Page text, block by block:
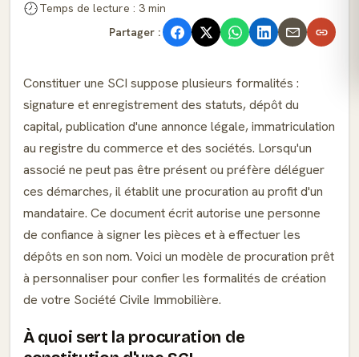
Temps de lecture : 3 min
Partager :
Constituer une SCI suppose plusieurs formalités :
signature et enregistrement des statuts, dépôt du
capital, publication d'une annonce légale, immatriculation
au registre du commerce et des sociétés. Lorsqu'un
associé ne peut pas être présent ou préfère déléguer
ces démarches, il établit une procuration au profit d'un
mandataire. Ce document écrit autorise une personne
de confiance à signer les pièces et à effectuer les
dépôts en son nom. Voici un modèle de procuration prêt
à personnaliser pour confier les formalités de création
de votre Société Civile Immobilière.
À quoi sert la procuration de